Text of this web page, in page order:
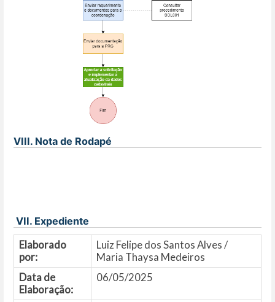
VIII. Nota de Rodapé
VII. Expediente
Elaborado
por:
Luiz Felipe dos Santos Alves /
Maria Thaysa Medeiros
Data de
Elaboração:
06/05/2025